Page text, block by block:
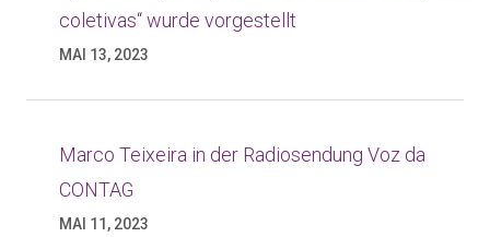
coletivas“ wurde vorgestellt
MAI 13, 2023
Marco Teixeira in der Radiosendung Voz da
CONTAG
MAI 11, 2023